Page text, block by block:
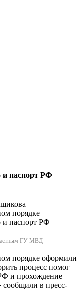
и паспорт РФ
порядке
ГУ МВД
порядке оформили
процесс помог
и прохождение
сообщили в пресс-